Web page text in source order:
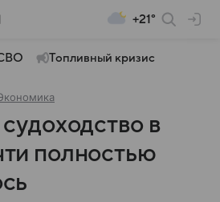
+21°
Топливный кризис
в
полностью